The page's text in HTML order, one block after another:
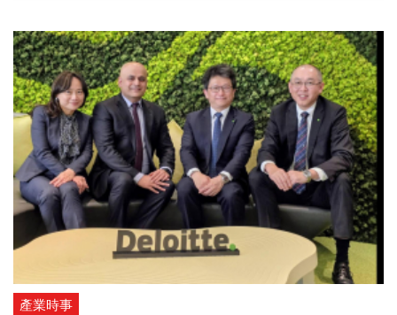
產業時事